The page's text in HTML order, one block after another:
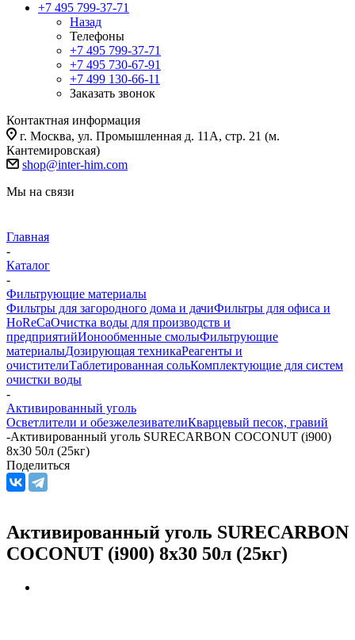
+7 495 799-37-71
Назад
Телефоны
+7 495 799-37-71
+7 495 730-67-91
+7 499 130-66-11
Заказать звонок
Контактная информация
г. Москва, ул. Промышленная д. 11А, стр. 21 (м.
Кантемировская)
shop@inter-him.com
Мы на связи
Главная
-
Каталог
-
Фильтрующие материалы
Фильтры для загородного дома и дачиФильтры для офиса и
HoReCaОчистка воды для производств и
предприятийИонообменные смолыФильтрующие
материалыДозирующая техникаРеагенты и
очистителиТаблетированная сольКомплектующие для систем
очистки воды
-
Активированный уголь
Осветлители и обезжелезивателиКварцевый песок, гравий
-Активированный уголь SURECARBON COCONUT (i900)
8x30 50л (25кг)
Поделиться
Активированный уголь SURECARBON
COCONUT (i900) 8x30 50л (25кг)